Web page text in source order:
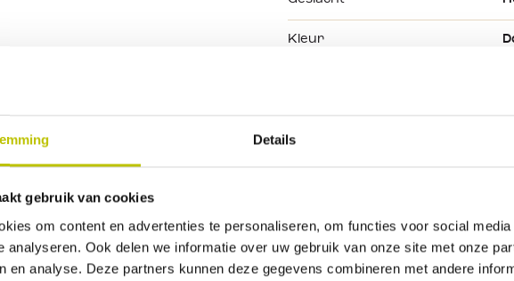
Details
gebruik van cookies
om content en advertenties te personaliseren, om functies voor social
analyseren. Ook delen we informatie over uw gebruik van onze site met onze
en analyse. Deze partners kunnen deze gegevens combineren met andere
Kleur
Maat